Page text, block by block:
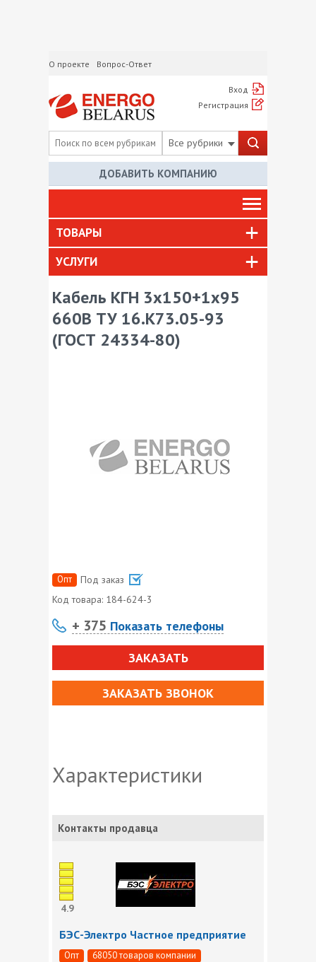
О проекте Вопрос-Ответ
Вход
Регистрация
Все рубрики
ДОБАВИТЬ КОМПАНИЮ
ТОВАРЫ
УСЛУГИ
Кабель КГН 3х150+1х95
660В ТУ 16.К73.05-93
(ГОСТ 24334-80)
Опт
Под заказ
Код товара: 184-624-3
+ 375 Показать телефоны
ЗАКАЗАТЬ
ЗАКАЗАТЬ ЗВОНОК
Характеристики
Контакты продавца
4.9
БЭС-Электро Частное предприятие
Опт 68050 товаров компании